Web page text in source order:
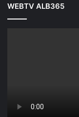
WEBTV ALB365